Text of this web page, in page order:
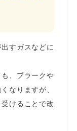
すガスなどに
、プラークや
なりますが、
けることで改